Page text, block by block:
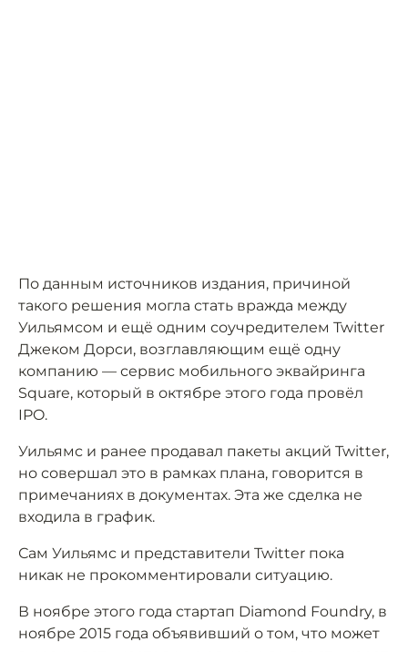
По данным источников издания, причиной
такого решения могла стать вражда между
Уильямсом и ещё одним соучредителем Twitter
Джеком Дорси, возглавляющим ещё одну
компанию — сервис мобильного эквайринга
Square, который в октябре этого года провёл
IPO.
Уильямс и ранее продавал пакеты акций Twitter,
но совершал это в рамках плана, говорится в
примечаниях в документах. Эта же сделка не
входила в график.
Сам Уильямс и представители Twitter пока
никак не прокомментировали ситуацию.
В ноябре этого года стартап Diamond Foundry, в
ноябре 2015 года объявивший о том, что может